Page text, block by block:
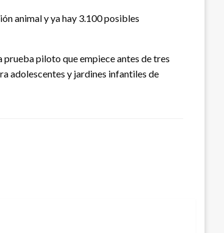
animal y ya hay 3.100 posibles
piloto que empiece antes de tres
adolescentes y jardines infantiles de